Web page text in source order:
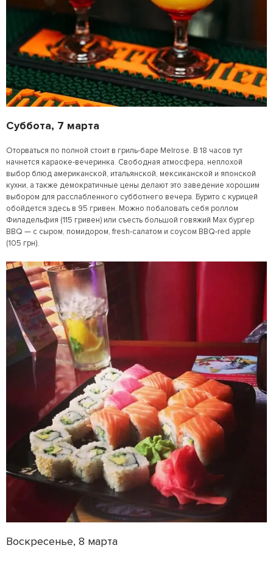
Суббота, 7 марта
Оторваться по полной стоит в гриль-баре Melrose. В 18 часов тут
начнется караоке-вечеринка. Свободная атмосфера, неплохой
выбор блюд американской, итальянской, мексиканской и японской
кухни, а также демократичные цены делают это заведение хорошим
выбором для расслабленного субботнего вечера. Бурито с курицей
обойдется здесь в 95 гривен. Можно побаловать себя роллом
Филадельфия (115 гривен) или съесть большой говяжий Max бургер
BBQ — с сыром, помидором, fresh-салатом и соусом BBQ-red apple
(105 грн).
Воскресенье, 8 марта